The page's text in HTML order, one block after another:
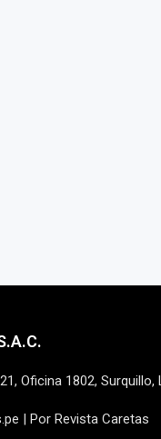
Oficina 1802, Surquillo,
| Por Revista Caretas